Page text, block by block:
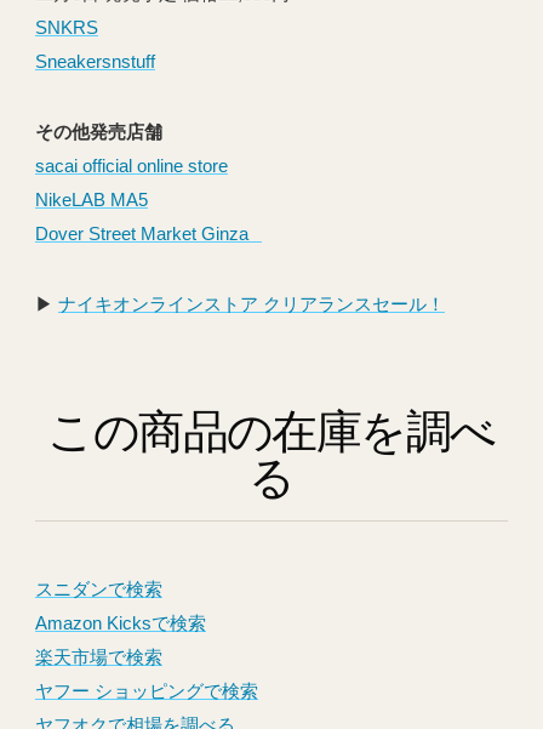
SNKRS
Sneakersnstuff
その他発売店舗
sacai official online store⠀
NikeLAB MA5
Dover Street Market Ginza⠀
▶︎ ナイキオンラインストア クリアランスセール！
この商品の在庫を調べ
る
スニダンで検索
Amazon Kicksで検索
楽天市場で検索
ヤフー ショッピングで検索